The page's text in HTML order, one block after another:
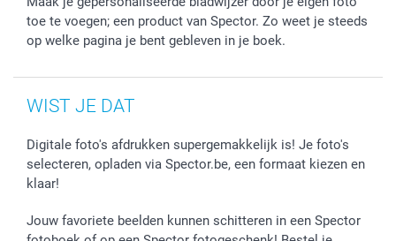
toe te voegen; een product van Spector. Zo weet je steeds
op welke pagina je bent gebleven in je boek.
WIST JE DAT
Digitale foto's afdrukken supergemakkelijk is! Je foto's
selecteren, opladen via Spector.be, een formaat kiezen en
klaar!
Jouw favoriete beelden kunnen schitteren in een Spector